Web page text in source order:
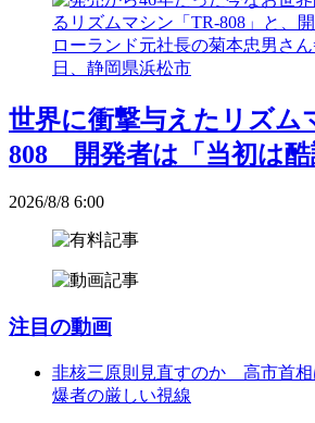
世界に衝撃与えたリズム
808 開発者は「当初は酷
2026/8/8 6:00
注目の動画
非核三原則見直すのか 高市首
爆者の厳しい視線